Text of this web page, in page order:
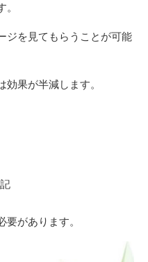
ジを見てもらうことが可能
効果が半減します。
があります。